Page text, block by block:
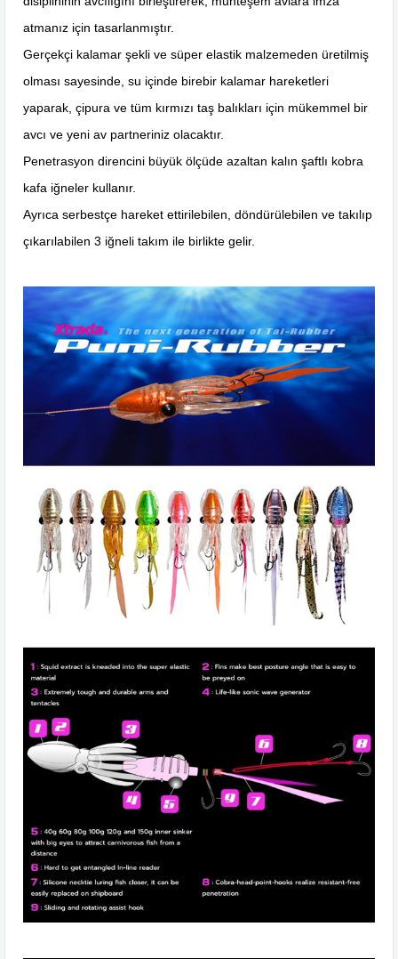
atmanız için tasarlanmıştır.
Gerçekçi kalamar şekli ve süper elastik malzemeden üretilmiş
olması sayesinde, su içinde birebir kalamar hareketleri
yaparak, çipura ve tüm kırmızı taş balıkları için mükemmel bir
avcı ve yeni av partneriniz olacaktır.
Penetrasyon direncini büyük ölçüde azaltan kalın şaftlı kobra
kafa iğneler kullanır.
Ayrıca serbestçe hareket ettirilebilen, döndürülebilen ve takılıp
çıkarılabilen 3 iğneli takım ile birlikte gelir.